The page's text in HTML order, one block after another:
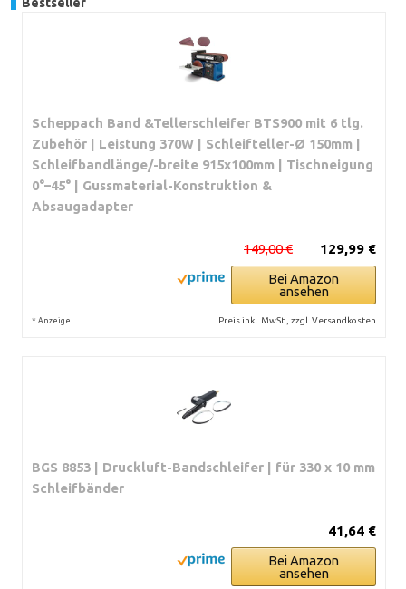
Scheppach Band &Tellerschleifer BTS900 mit 6 tlg.
Zubehör | Leistung 370W | Schleifteller-Ø 150mm |
Schleifbandlänge/-breite 915x100mm | Tischneigung
0°–45° | Gussmaterial-Konstruktion &
Absaugadapter
129,99 €
149,00 €
Bei Amazon
ansehen
* Anzeige Preis inkl. MwSt., zzgl. Versandkosten
BGS 8853 | Druckluft-Bandschleifer | für 330 x 10 mm
Schleifbänder
41,64 €
Bei Amazon
ansehen